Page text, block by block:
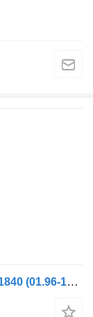
Unité de commande Temic Actros MP1 1840 (01.96-12.02) A0294549228 pour camion Mercedes-Benz Actros, Axor MP1, MP2, MP3 (1996-2014)